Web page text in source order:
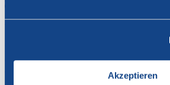
Akzeptieren
En tant que membre de SWISSCOFEL,
connecter avec votre nom d'utilisateur et le
accéder au contenu de cette page.
Si vous n'avez pas encore d'accès, vous